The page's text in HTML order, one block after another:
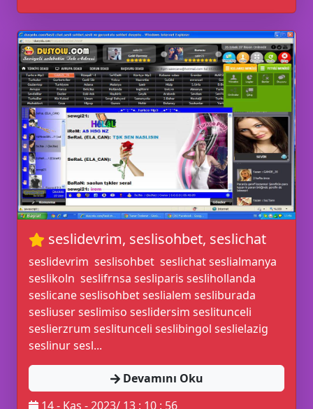
📜
💙
💙 💡
🎧
seslidevrim, seslisohbet, seslichat
seslidevrim seslisohbet seslichat seslialmanya
seslikoln seslifrnsa sesliparis seslihollanda
seslicane seslisohbet seslialem sesliburada
sesliuser seslimiso seslidersim seslitunceli
seslierzrum seslitunceli seslibingol seslielazig
seslinur sesl...
Devamını Oku
14 - Kas - 2023/ 13 : 10 : 56